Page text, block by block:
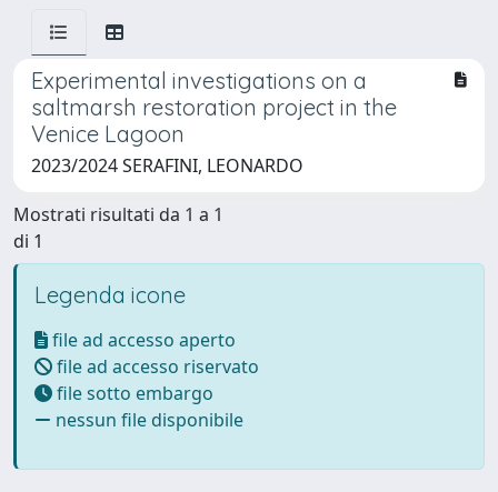
Experimental investigations on a
saltmarsh restoration project in the
Venice Lagoon
2023/2024 SERAFINI, LEONARDO
Mostrati risultati da 1 a 1
di 1
Legenda icone
file ad accesso aperto
file ad accesso riservato
file sotto embargo
nessun file disponibile